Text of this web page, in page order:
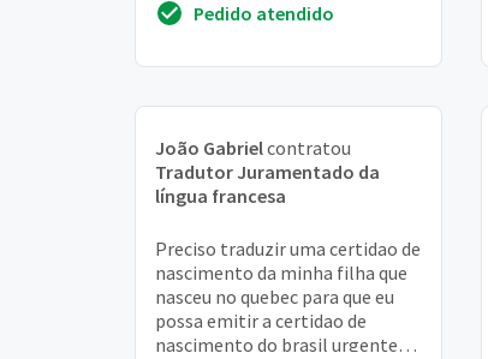
de endereçov(conta de luz e
Pedido atendido
João Gabrielcontratou
Tradutor Juramentado da
língua francesa
Preciso traduzir uma certidao de
nascimento da minha filha que
nasceu no quebec para que eu
possa emitir a certidao de
nascimento do brasil urgente